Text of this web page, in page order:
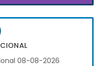
08-08-2026